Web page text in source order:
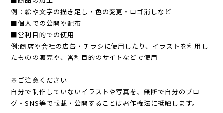
例：絵や文字の描き足し・色の変更・ロゴ消しなど
■個人での公開や配布
■営利目的での使用
例:商店や会社の広告・チラシに使用したり、イラストを利用し
たものの販売や、営利目的のサイトなどで使用
※ご注意ください
自分で制作していないイラストや写真を、無断で自分のブロ
グ・SNS等で転載・公開することは著作権法に抵触します。